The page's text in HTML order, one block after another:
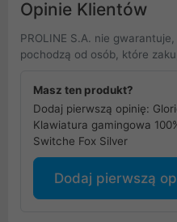
Opinie Klientów
PROLINE S.A. nie
pochodzą od osób, które
Masz ten produkt?
Dodaj pierwszą opinię:
Klawiatura gamingowa
Switche Fox Silver
Dodaj pierwszą